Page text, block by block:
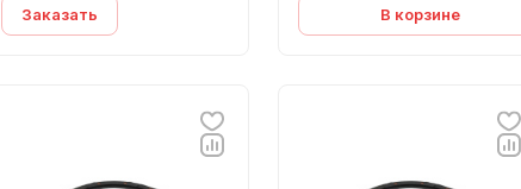
Заказать В корзине